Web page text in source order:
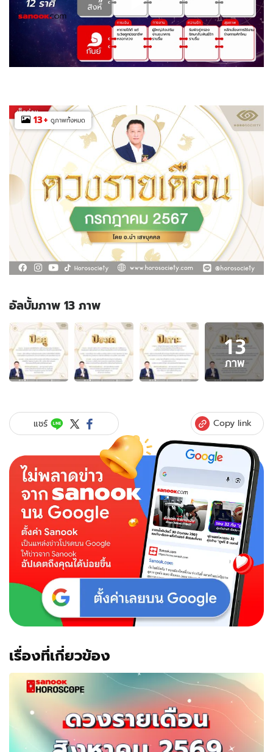
13+ ดูภาพทั้งหมด
อัลบั้มภาพ 13 ภาพ
อัลบั้ม
ภาพ
13
ภาพ
ของ
เดือน
กรกฎาคม
ชาว
12
นักษัตร
โดย
อ.นำ
เสข
บุคคล
13
ภาพ
แชร์ Copy link
เรื่องที่เกี่ยวข้อง